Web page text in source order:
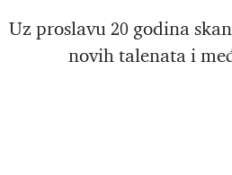
Uz proslavu 20 godina
novih talenata i